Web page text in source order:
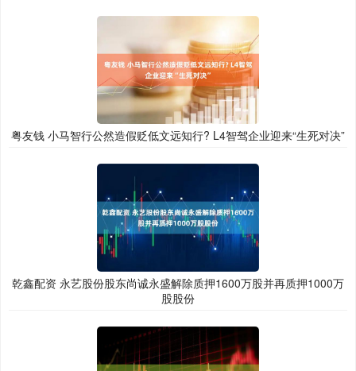
粤友钱 小马智行公然造假贬低文远知行? L4智驾企业迎来“生死对决”
乾鑫配资 永艺股份股东尚诚永盛解除质押1600万股并再质押1000万
股股份